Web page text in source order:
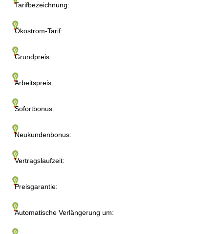
Tarifbezeichnung:
Ökostrom-Tarif:
Grundpreis:
Arbeitspreis:
Sofortbonus:
Neukundenbonus:
Vertragslaufzeit:
Preisgarantie:
Automatische Verlängerung um: